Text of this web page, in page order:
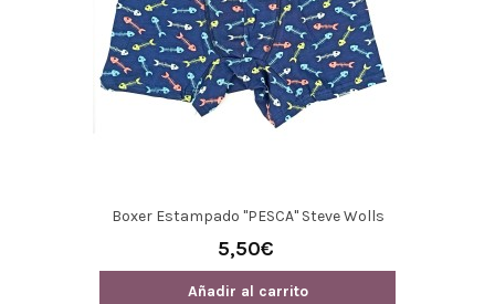
Boxer Estampado "PESCA" Steve Wolls
5,50€
Añadir al carrito